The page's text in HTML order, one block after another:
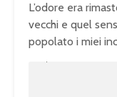
L’odore era
vecchi e quel
popolato i miei